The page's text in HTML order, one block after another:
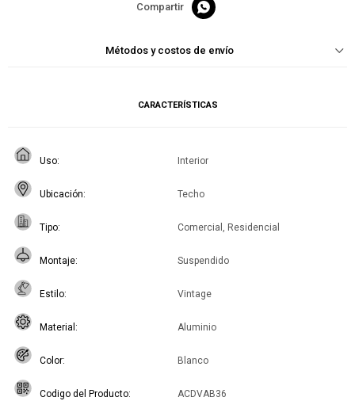

Métodos y costos de envío
CARACTERÍSTICAS
Uso Interior
Ubicación Techo
Tipo Comercial, Residencial
Montaje Suspendido
Estilo Vintage
Material Aluminio
Color Blanco
Codigo del Producto ACDVAB36